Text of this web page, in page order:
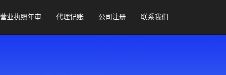
营业执照年审 代理记账 公司注册 联系我们